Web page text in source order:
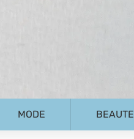
MODE BEAUTE